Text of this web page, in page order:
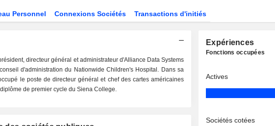
Personnel Connexions Sociétés Transactions d'initiés
directeur général et administrateur d'Alliance Data Systems
d'administration du Nationwide Children's Hospital. Dans sa
le poste de directeur général et chef des cartes américaines
de premier cycle du Siena College.
Expériences
Fonctions occupées
Actives
Sociétés cotées